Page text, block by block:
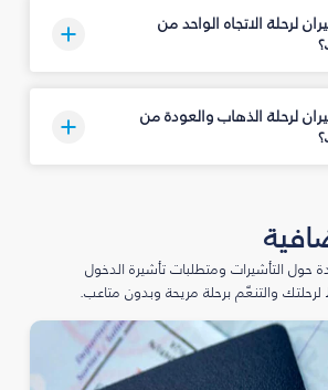
لرحلة الاتجاه الواحد من
لرحلة الذهاب والعودة من
حول التأشيرات ومتطلبات تأشيرة الدخول
والتنعّم برحلة مريحة وبدون متاعب.